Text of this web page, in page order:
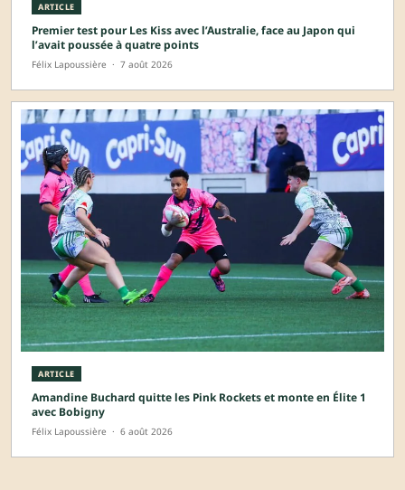
ARTICLE
Premier test pour Les Kiss avec l’Australie, face au Japon qui
l’avait poussée à quatre points
Félix Lapoussière · 7 août 2026
ARTICLE
Amandine Buchard quitte les Pink Rockets et monte en Élite 1
avec Bobigny
Félix Lapoussière · 6 août 2026